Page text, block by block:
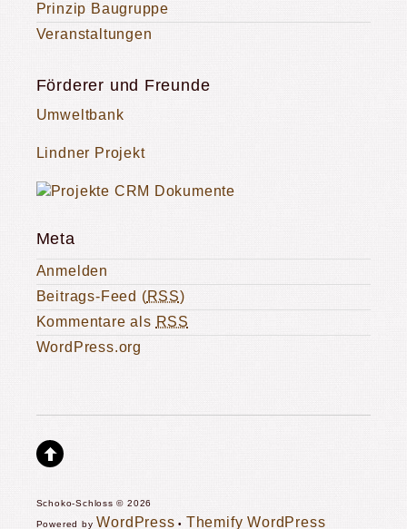
Prinzip Baugruppe
Veranstaltungen
Förderer und Freunde
Umweltbank
Lindner Projekt
Meta
Anmelden
Beitrags-Feed (RSS)
Kommentare als RSS
WordPress.org
Schoko-Schloss © 2026
Powered by WordPress • Themify WordPress